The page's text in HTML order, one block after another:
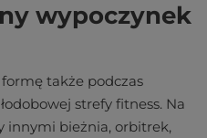
wypoczynek
także podczas
strefy fitness. Na
innymi bieżnia, orbitrek,